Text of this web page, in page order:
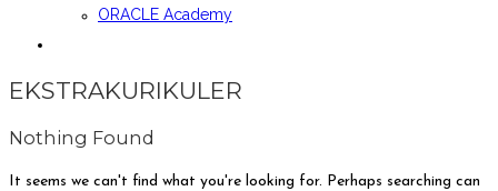
ORACLE Academy
EKSTRAKURIKULER
Nothing Found
It seems we can't find what you're looking for. Perhaps searching can